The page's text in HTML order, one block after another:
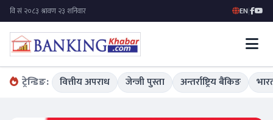
EN|
ट्रेन्डिङ: वित्तीय अपराध जेन्जी पुस्ता अन्तर्राष्ट्रिय बैंकिङ